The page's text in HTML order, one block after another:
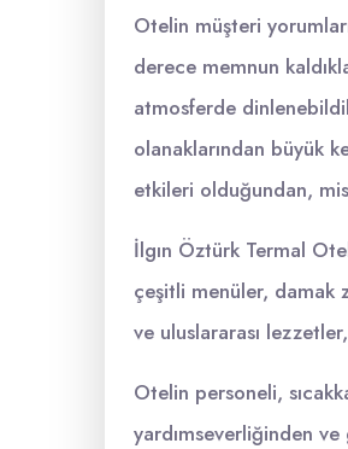
Otelin müşteri
derece memnun
atmosferde
olanaklarından büyük
etkileri olduğundan,
İlgın Öztürk Termal
çeşitli menüler, damak
ve uluslararası
Otelin personeli,
yardımseverliğinden ve